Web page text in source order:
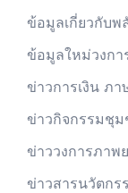
ข้อมูลเกี่ยวกับพ
ข้อมูลใหม่วงกา
ข่าวการเงิน ภ
ข่าวกิจกรรมชุ
ข่าววงการภาพ
ข่าวสารนวัตกร